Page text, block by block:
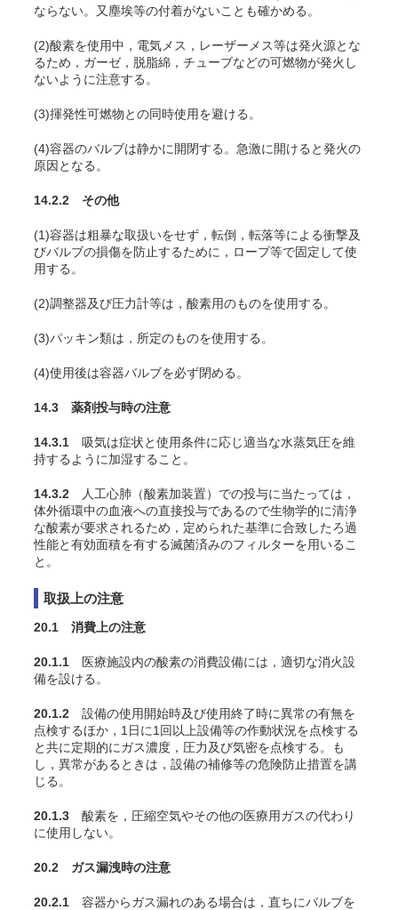
ならない。又塵埃等の付着がないことも確かめる。
(2)酸素を使用中，電気メス，レーザーメス等は発火源とな
るため，ガーゼ，脱脂綿，チューブなどの可燃物が発火し
ないように注意する 。
(3)揮発性可燃物との同時使用を避ける。
(4)容器のバルブは静かに開閉する。急激に開けると発火の
原因となる。
14.2.2 その他
(1)容器は粗暴な取扱いをせず，転倒，転落等による衝撃及
びバルブの損傷を防止するために，ロープ等で固定して使
用する。
(2)調整器及び圧力計等は，酸素用のものを使用する。
(3)パッキン類は，所定のものを使用する。
(4)使用後は容器バルブを必ず閉める。
14.3 薬剤投与時の注意
14.3.1 吸気は症状と使用条件に応じ適当な水蒸気圧を維
持するように加湿すること 。
14.3.2 人工心肺（酸素加装置）での投与に当たっては，
体外循環中の血液への直接投与であるので生物学的に清浄
な酸素が要求されるため，定められた基準に合致したろ過
性能と有効面積を有する滅菌済みのフィルターを用いるこ
と。
取扱上の注意
20.1 消費上の注意
20.1.1 医療施設内の酸素の消費設備には，適切な消火設
備を設ける。
20.1.2 設備の使用開始時及び使用終了時に異常の有無を
点検するほか，1日に1回以上設備等の作動状況を点検する
と共に定期的にガス濃度，圧力及び気密を点検する。も
し，異常があるときは，設備の補修等の危険防止措置を講
じる。
20.1.3 酸素を，圧縮空気やその他の医療用ガスの代わり
に使用しない。
20.2 ガス漏洩時の注意
20.2.1 容器からガス漏れのある場合は，直ちにバルブを